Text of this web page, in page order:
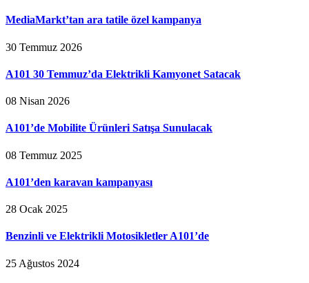
MediaMarkt’tan ara tatile özel kampanya
30 Temmuz 2026
A101 30 Temmuz’da Elektrikli Kamyonet Satacak
08 Nisan 2026
A101’de Mobilite Ürünleri Satışa Sunulacak
08 Temmuz 2025
A101’den karavan kampanyası
28 Ocak 2025
Benzinli ve Elektrikli Motosikletler A101’de
25 Ağustos 2024